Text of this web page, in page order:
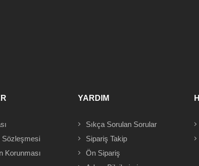
Sözleşmesi
Korunması
YARDIM
Sıkça Sorulan Sorular
Sipariş Takip
Ön Sipariş